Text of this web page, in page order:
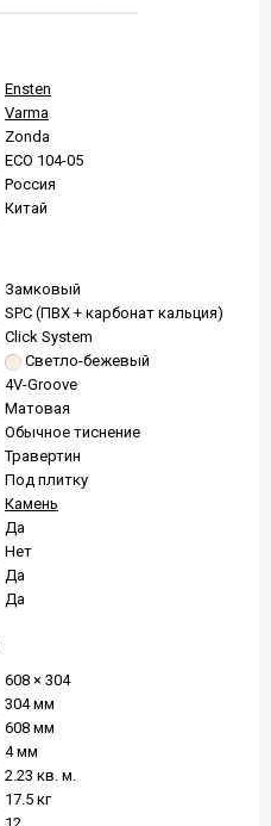
Ensten
Varma
Zonda
ECO 104-05
Россия
Китай
Замковый
SPC (ПВХ + карбонат кальция)
Click System
Светло-бежевый
4V-Groove
Матовая
Обычное тиснение
Травертин
Под плитку
Камень
Да
Нет
Да
Да
608 × 304
304 мм
608 мм
4 мм
2.23 кв. м.
17.5 кг